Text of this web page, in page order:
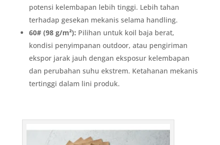
potensi kelembapan lebih tinggi. Lebih tahan
terhadap gesekan mekanis selama handling.
60# (98 g/m²): Pilihan untuk koil baja berat,
kondisi penyimpanan outdoor, atau pengiriman
ekspor jarak jauh dengan eksposur kelembapan
dan perubahan suhu ekstrem. Ketahanan mekanis
tertinggi dalam lini produk.